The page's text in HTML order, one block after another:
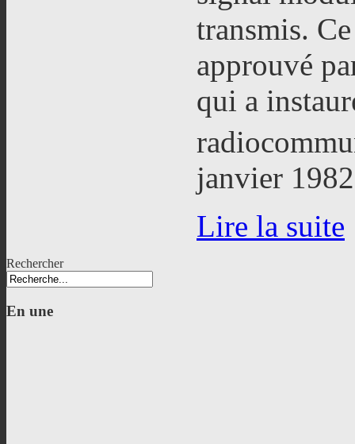
transmis.
approuvé
qui a
janvier
Lire la suite
Rechercher
En une